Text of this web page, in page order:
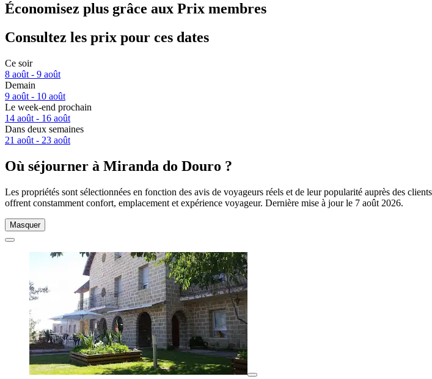
Économisez plus grâce aux Prix membres
Consultez les prix pour ces dates
Ce soir
8 août - 9 août
Demain
9 août - 10 août
Le week-end prochain
14 août - 16 août
Dans deux semaines
21 août - 23 août
Où séjourner à Miranda do Douro ?
Les propriétés sont sélectionnées en fonction des avis de voyageurs réels et de leur popularité auprès des
offrent constamment confort, emplacement et expérience voyageur. Dernière mise à jour le 7 août 2026.
Masquer